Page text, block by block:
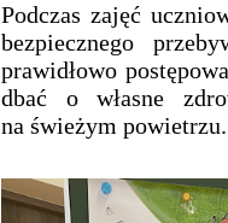
Podczas zajęć
bezpiecznego
prawidłowo
dbać o własne
na świeżym powietrzu.